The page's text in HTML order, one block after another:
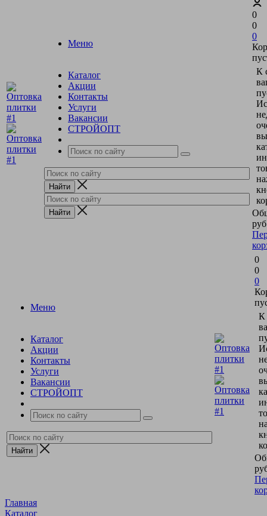
Меню
Каталог
Акции
Контакты
Услуги
Вакансии
СТРОЙОПТ
0
0
0
К
Меню
Каталог
Акции
Контакты
Услуги
Вакансии
СТРОЙОПТ
0
0
0
К
Главная
Каталог